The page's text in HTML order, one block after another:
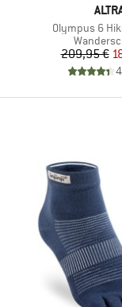
Artikel
Olympus 6
209,95 €